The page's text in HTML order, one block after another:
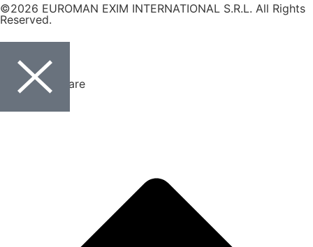
©2026 EUROMAN EXIM INTERNATIONAL S.R.L. All Rights
Reserved.
Mod de operare